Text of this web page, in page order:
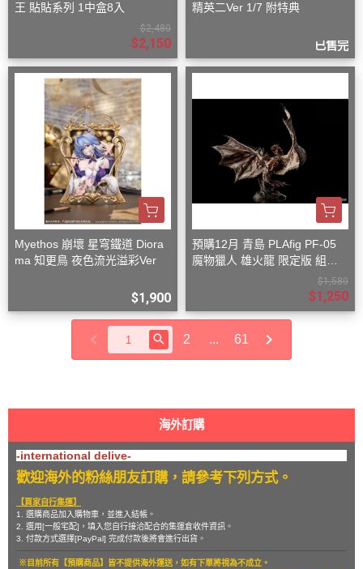
王 貼貼系列 1中盒8入
$2,480
$2,150
精英二Ver 1/7 附特典
已售完
Myethos 崩壞 星穹鐵道 Diora
ma 知更鳥 夜色流光溢彩Ver
$1,900
預購12月 青島 PLAfig PF-05
魔物獵人 雄火龍 限定版 組裝
$1,580
$1,250
2 ... 61
海外訂購
-international delive-
歡迎海外的粉絲朋友訂購，請參考下列方式。
【買家自行集運】
1. 選購商品加入購物車，並進入結帳。
2. 選用[一般宅配]，填入您自行接洽配合的集運倉收件資訊。
3. 付款方式選擇[PayPal] 完成付款後將會進行出貨。
※目前所有【預購商品】皆不提供海外運送，如有下單將視為不成立。